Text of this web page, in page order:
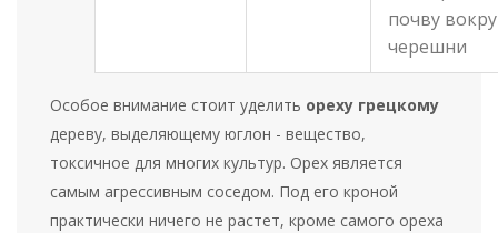
почву
черешни
Особое внимание стоит уделить ореху грецкому
дереву, выделяющему юглон - вещество,
токсичное для многих культур. Орех является
самым агрессивным соседом. Под его кроной
практически ничего не растет, кроме самого ореха